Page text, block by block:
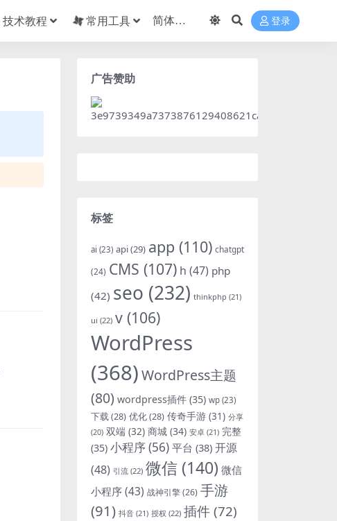
技术教程 常用工具 登录
广告赞助
标签
ai (23) api(29) app (110) chatgpt
(24) CMS (107) h (47) php
(42) seo (232) thinkphp (21)
ui (22) v (106)
WordPress
(368)WordPress主题
(80) wordpress插件 (35) wp (23)
下载(28) 优化(28) 传奇手游 (31) 分享
(20) 双端 (32) 商城 (34) 安卓 (21) 完整
(35) 小程序(56) 平台 (38) 开源
(48) 引流 (22) 微信 (140) 微信
小程序(43) 战神引擎(26) 手游
(91) 抖音 (21) 授权 (22) 插件 (72)